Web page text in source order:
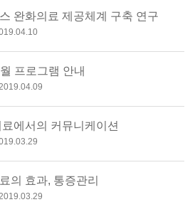
완화의료 제공체계 구축 연구
프로그램 안내
에서의 커뮤니케이션
의 효과, 통증관리